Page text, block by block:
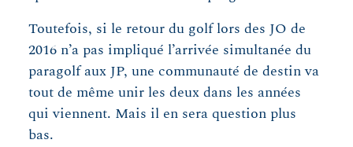
Toutefois, si le retour du golf lors des JO de
2016 n’a pas impliqué l’arrivée simultanée du
paragolf aux JP, une communauté de destin va
tout de même unir les deux dans les années
qui viennent. Mais il en sera question plus
bas.